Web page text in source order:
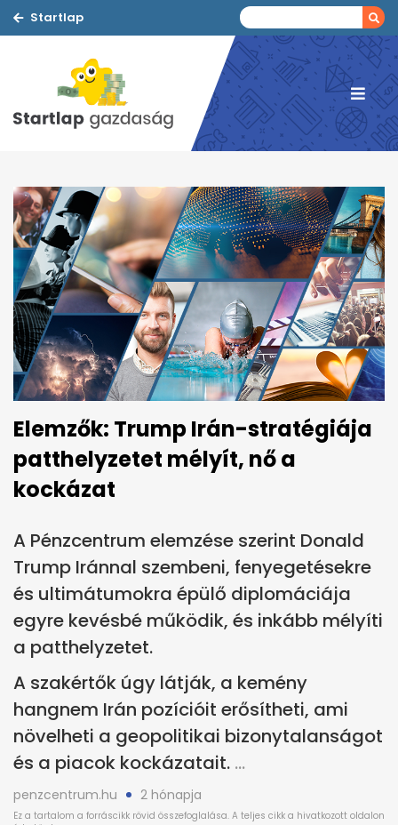
Startlap
Elemzők: Trump Irán-stratégiája
patthelyzetet mélyít, nő a
kockázat
A Pénzcentrum elemzése szerint Donald
Trump Iránnal szembeni, fenyegetésekre
és ultimátumokra épülő diplomáciája
egyre kevésbé működik, és inkább mélyíti
a patthelyzetet.
A szakértők úgy látják, a kemény
hangnem Irán pozícióit erősítheti, ami
növelheti a geopolitikai bizonytalanságot
és a piacok kockázatait.
penzcentrum.hu 2 hónapja